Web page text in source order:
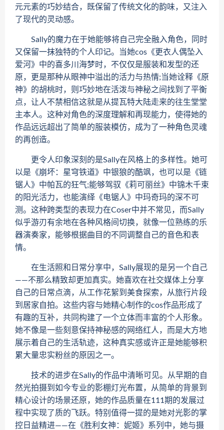
元元素的巧妙结合，既保留了传统文化的韵味，又注入
了现代的灵动感。
Sally的魔力在于她能够将自己完全融入角色，同时
又保留一抹独特的个人印记。当她cos《更衣人偶坠入
爱河》中的喜多川海梦时，不仅仅是服装和发型的还
原，更是那种从眼神中溢出的活力与热情;当她诠释《原
神》的胡桃时，则巧妙地在活泼与神秘之间找到了平衡
点，让人不禁相信这就是从提瓦特大陆走来的往生堂堂
主本人。这种对角色的深度理解和再现能力，使得她的
作品远远超出了简单的服装模仿，成为了一种角色灵魂
的再创造。
更令人印象深刻的是Sally在风格上的多样性。她可
以是《崩坏：星穹铁道》中银狼的酷飒，也可以是《链
锯人》中帕瓦的狂气;能够驾驭《莉可丽丝》中锦木千束
的阳光活力，也能演绎《电锯人》中玛奇玛的深不可
测。这种跨类型的表现力在Coser中并不常见，而Sally
似乎游刃有余地在各种风格间切换，就像一位熟练的乐
器演奏家，能够根据曲目的不同调整自己的音色和表
情。
在生活照和日常分享中，Sally展现的是另一个自己
——不那么精致却更加真实。她喜欢在社交媒体上分享
自己的日常点滴，从工作花絮到美食探索，从旅行片段
到居家自拍。这些内容与她精心制作的cos作品形成了
有趣的互补，共同构建了一个立体而丰富的个人形象。
她不像是一些刻意保持神秘感的网络红人，而是大方地
展示着自己的生活轨迹，这种真实感或许正是她能够积
累大量忠实粉丝的原因之一。
技术的进步在Sally的作品中清晰可见。从早期的自
然光拍摄到如今专业的影棚灯光布置，从简单的背景到
精心设计的场景还原，她的作品质量在111期的发展过
程中实现了质的飞跃。特别值得一提的是她对光影的掌
控日益精进——在《胜利女神：妮姬》系列中，她与摄